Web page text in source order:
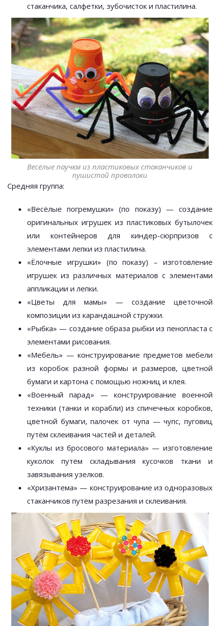
стаканчика, салфетки, зубочисток и пластилина.
Весёлые паучкм из пластиковых стаканчиков и
пушистой проволоки
Средняя группа:
«Весёлые погремушки» (по показу) — создание
оригинальных игрушек из пластиковых бутылочек
или контейнеров для киндер-сюрпризов с
элементами лепки из пластилина.
«Ёлочные игрушки» (по показу) – изготовление
игрушек из различных материалов с элементами
аппликации и лепки.
«Цветы для мамы» — создание цветочной
композиции из карандашной стружки.
«Рыбка» — создание образа рыбки из пенопласта с
элементами рисования.
«Мебель» — конструирование предметов мебели
из коробок разной формы и размеров, цветной
бумаги и картона с помощью ножниц и клея.
«Военный парад» — конструирование военной
техники (танки и корабли) из спичечных коробков,
цветной бумаги, палочек от чупа — чупс, пуговиц
путём склеивания частей и деталей.
«Куклы из бросового материала» — изготовление
куколок путём складывания кусочков ткани и
завязывания узелков.
«Хризантема» — конструирование из одноразовых
стаканчиков путём разрезания и склеивания.